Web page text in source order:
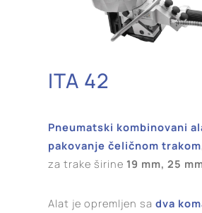
ITA 42
Pneumatski kombinovani
pakovanje čeličnom trakom
za trake širine 19 mm, 25
Alat je opremljen sa dva